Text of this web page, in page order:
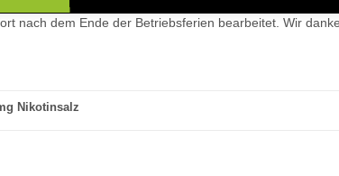
nach dem Ende der Betriebsferien bearbeitet. Wir
Nikotinsalz